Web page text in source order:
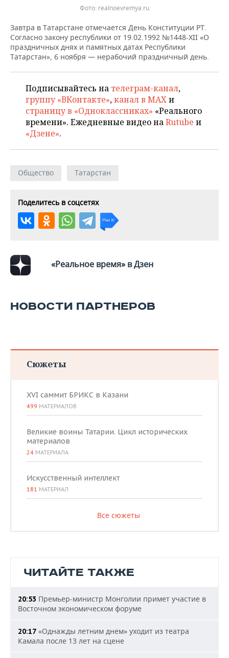
ХОККЕЙ С МЯЧОМ
ПРОИСШЕСТВИЯ
Фото: realnoevremya.ru
Завтра в Татарстане отмечается День Конституции РТ.
Согласно закону республики от 19.02.1992 №1448-XII «О
праздничных днях и памятных датах Республики
Татарстан», 6 ноября — нерабочий праздничный день.
Подписывайтесь на телеграм-канал,
группу «ВКонтакте»,канал в MAXи
страницу в «Одноклассниках» «Реального
времени». Ежедневные видео наRutube и
«Дзене».
Общество Татарстан
Поделитесь в соцсетях
«Реальное время» в Дзен
НОВОСТИ ПАРТНЕРОВ
Сюжеты
XVI саммит БРИКС в Казани
499 МАТЕРИАЛОВ
Великие воины Татарии. Цикл исторических
материалов
24 МАТЕРИАЛА
Искусственный интеллект
181 МАТЕРИАЛ
Все сюжеты
ЧИТАЙТЕ ТАКЖЕ
20:53 Премьер-министр Монголии примет участие в
Восточном экономическом форуме
20:17 «Однажды летним днем» уходит из театра
Камала после 13 лет на сцене